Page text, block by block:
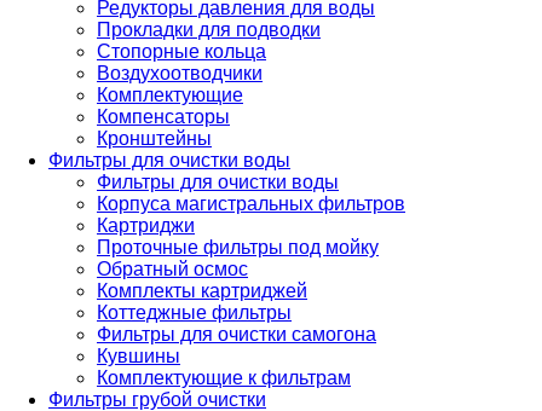
Редукторы давления для воды
Прокладки для подводки
Стопорные кольца
Воздухоотводчики
Комплектующие
Компенсаторы
Кронштейны
Фильтры для очистки воды
Фильтры для очистки воды
Корпуса магистральных фильтров
Картриджи
Проточные фильтры под мойку
Обратный осмос
Комплекты картриджей
Коттеджные фильтры
Фильтры для очистки самогона
Кувшины
Комплектующие к фильтрам
Фильтры грубой очистки